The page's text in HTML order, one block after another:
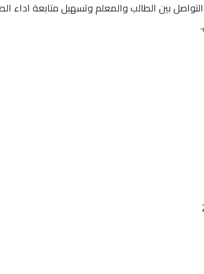
بين الطالب والمعلم وتسهيل متابعة اداء